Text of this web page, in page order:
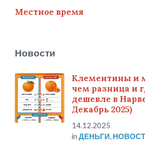
Местное время
Новости
Клементины и
чем разница и
дешевле в
Декабрь 2025)
14.12.2025
in ДЕНЬГИ